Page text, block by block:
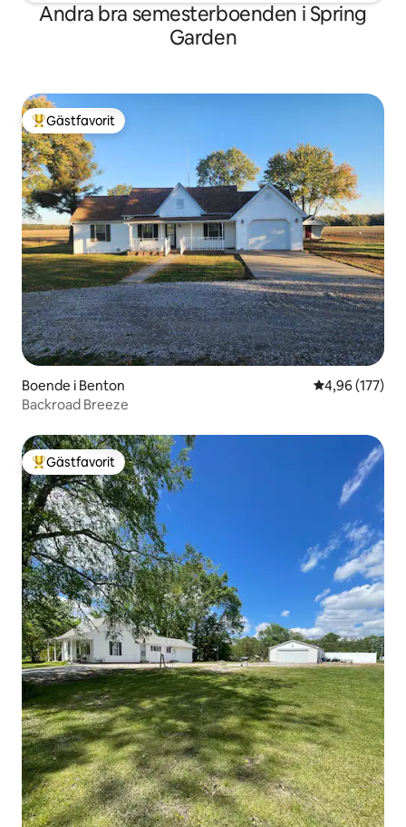
Andra bra semesterboenden i Spring
Garden
Populär gästfavorit
Gästfavorit
Boende i Benton 4,96 av 5 i
4,96 (177)
Backroad Breeze
Populär gästfavorit
Gästfavorit